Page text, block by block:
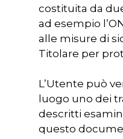
costituita da
ad esempio
alle misure di
Titolare per
L’Utente può
luogo uno dei
descritti
questo